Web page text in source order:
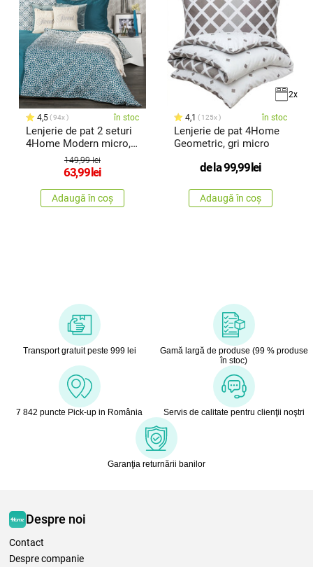
4,5 94x în stoc
Lenjerie de pat 2 seturi
4Home Modern micro,
140 x 200 cm, 70 x 90
149,99 lei
63,99 lei
Adaugă în coș
2x
4,1 125x în stoc
Lenjerie de pat 4Home
Geometric, gri micro
de la99,99 lei
Adaugă în coș
Transport gratuit peste 999 lei
Gamă largă de produse (99 % produse
în stoc)
7 842 puncte Pick-up in România Servis de calitate pentru clienţii noştri
Garanţia returnării banilor
Despre noi
Contact
Despre companie